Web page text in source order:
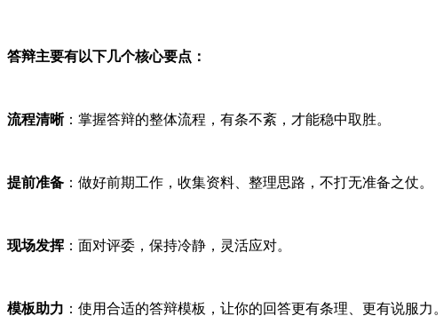
答辩主要有以下几个核心要点：
流程清晰：掌握答辩的整体流程，有条不紊，才能稳中取胜。
提前准备 ：做好前期工作，收集资料、整理思路，不打无准备之仗。
现场发挥 ：面对评委，保持冷静，灵活应对。
模板助力 ：使用合适的答辩模板，让你的回答更有条理、更有说服力。